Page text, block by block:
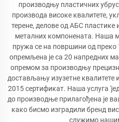
производњу пластичних
производа високе квалитете,
терене, делове од АБС пластике
металних компонената. Наша
пружа се на површини од
опремљена је са 20 напредних
опремом за производњу
достављању изузетне квалитете
2015 сертификат. Наша услуга
до производње прилагођена је
како бисмо изградили бренд
служимо